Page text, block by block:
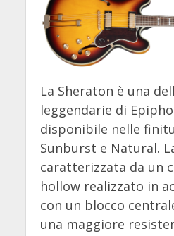
La Sheraton è una
leggendarie di
disponibile nelle
Sunburst e Natural.
caratterizzata da un
hollow realizzato in
con un blocco
una maggiore